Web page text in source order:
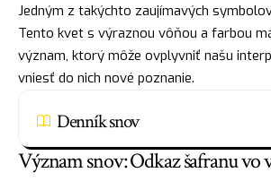
Jedným z takýchto zaujímavých
Tento kvet s výraznou vôňou a farbou
význam, ktorý môže ovplyvniť našu
vniesť do nich nové poznanie.
Denník snov
Význam snov: Odkaz šafranu vo